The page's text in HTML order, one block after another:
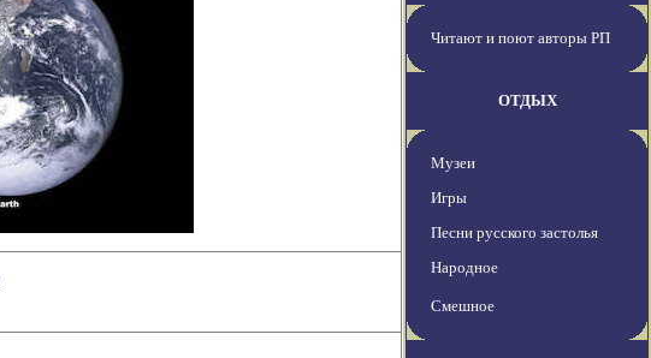
Читают и поют авторы РП
ОТДЫХ
Музеи
Игры
Песни русского застолья
Народное
Смешное